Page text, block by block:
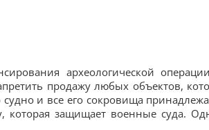
археологической
продажу любых объектов,
и все его сокровища
защищает военные суда.